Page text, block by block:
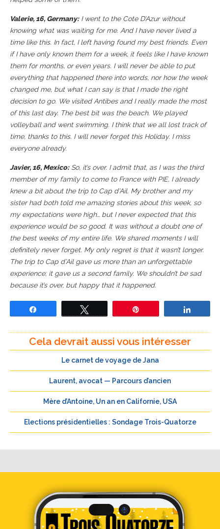
Valerie, 16, Germany:I went to the Cote D’Azur without
knowing what was waiting for me. And I have never lived a
time like this. In fact, I left having found my best friends. Even
if I have only known them for a week, it feels like I have known
them for months, or even years. I will never be able to put
everything that happened there into words, nor how the week
changed me, but what I can say is that I made the right
decision to go. We visited Antibes and I really made the most
of this last day. The best bit was the beach. We played
volleyball and went swimming. I think that we all lost track of
time, thanks to this. I will never forget this Holiday. I miss
everyone already.
Javier, 16, Mexico:So, it’s over. I admit that, as I was the third
member of my family to come to France with PIE, I already
knew a bit about the trip to Cap d’Ail. My brother and my
sister had both told me amazing stories about this week, so
my expectations were high… but I never expected that this
experience would be so good. It was without a doubt one of
the best weeks of my entire life. We shared moments I will
definitely never forget. My only regret is that it wasn’t longer.
The trip to Cap d’Ail gave us more than an unforgettable
experience; it gave us a second family. We shouldn’t be sad
because it’s over, but happy that it happened.
Cela devrait aussi vous intéresser
Le carnet de voyage de Jana
Laurent, avocat — Parcours d’ancien
Mère d’Antoine, Un an en Californie, USA
Elections présidentielles : Sondage Trois-Quatorze